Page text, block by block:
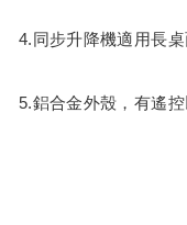
4.同步升降機適用長
5.鋁合金外殼，有遙控